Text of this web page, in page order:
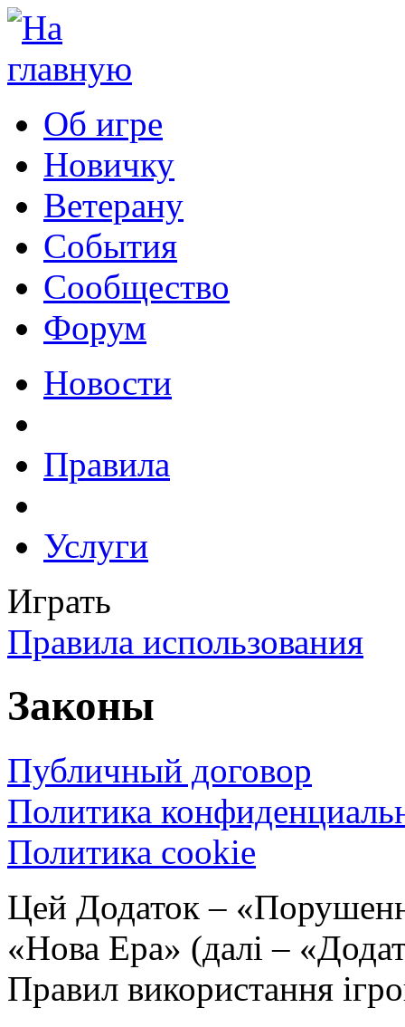
Об игре
Новичку
Ветерану
События
Сообщество
Форум
Новости
Правила
Услуги
Играть
Правила использования
Законы
Публичный договор
Политика
Политика cookie
Цей Додаток –
«Нова Ера» (далі –
Правил використання